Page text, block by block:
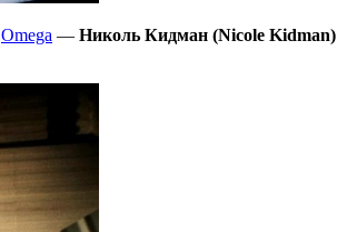
Omega — Николь Кидман (Nicole Kidman)